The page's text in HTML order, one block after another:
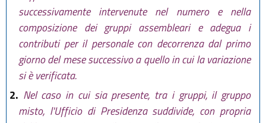
successivamente intervenute nel numero e nella
composizione dei gruppi assembleari e adegua i
contributi per il personale con decorrenza dal primo
giorno del mese successivo a quello in cui la variazione
si è verificata.
2. Nel caso in cui sia presente, tra i gruppi, il gruppo
misto, l'Ufficio di Presidenza suddivide, con propria